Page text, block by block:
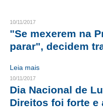
CONSELHO TECNOLÓGICO
HISTÓRICO E ATUAÇÃO
COMPOSIÇÃO
CONSELHOS ASSESSORES
10/11/2017
"Se mexerem na
parar", decidem
Leia mais
10/11/2017
Dia Nacional de
Direitos foi forte e